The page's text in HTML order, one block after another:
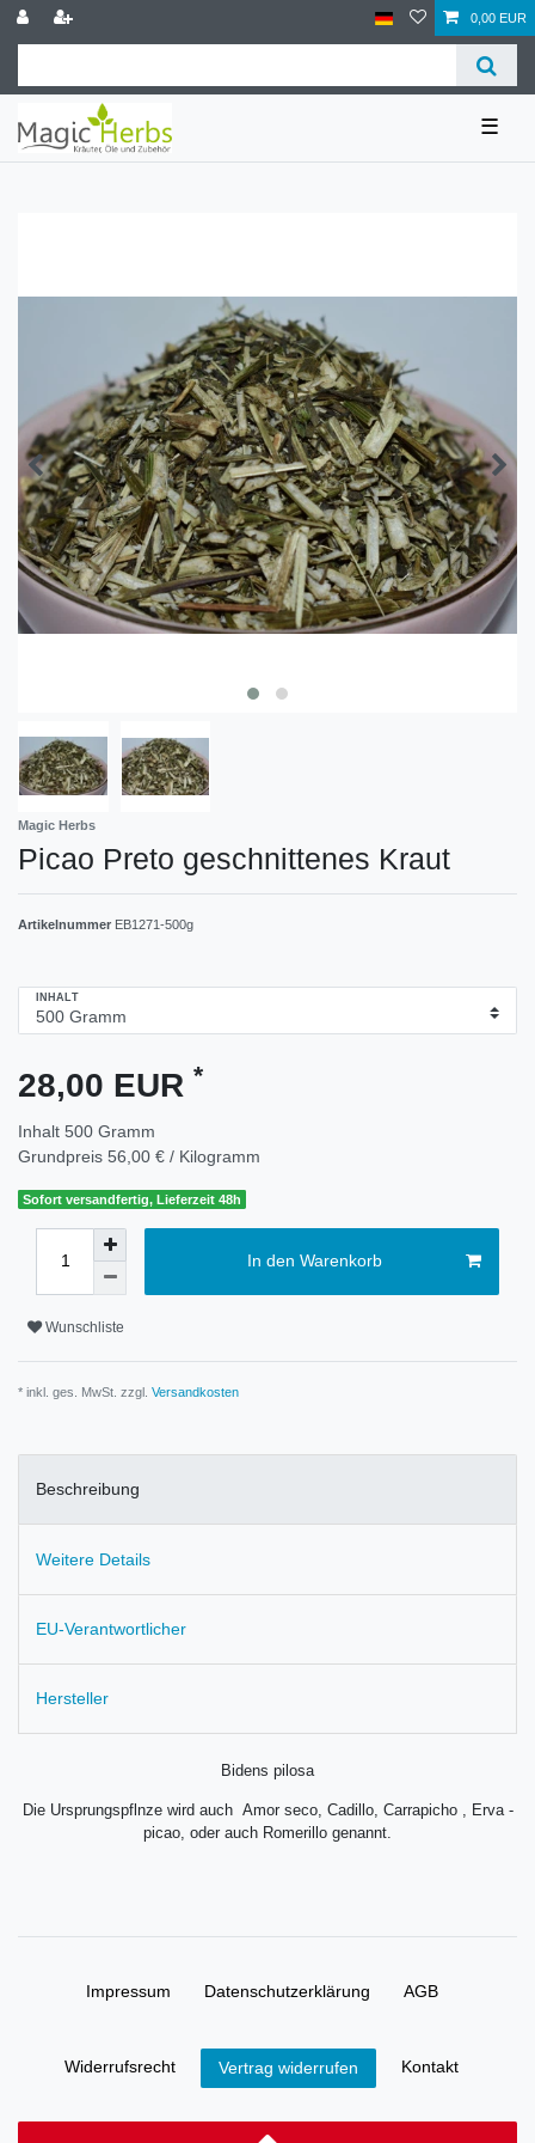
0,00 EUR
☰
Magic Herbs
Picao Preto geschnittenes Kraut
Artikelnummer EB1271-500g
INHALT
28,00 EUR *
Inhalt 500 Gramm
Grundpreis 56,00 € / Kilogramm
Sofort versandfertig, Lieferzeit 48h
In den Warenkorb
Wunschliste
* inkl. ges. MwSt. zzgl. Versandkosten
Beschreibung
Weitere Details
EU-Verantwortlicher
Hersteller
Bidens pilosa
Die Ursprungspflnze wird auch Amor seco, Cadillo, Carrapicho , Erva -
picao, oder auch Romerillo genannt.
Impressum Daten­schutz­erklärung AGB
Widerrufs­recht Vertrag widerrufen Kontakt